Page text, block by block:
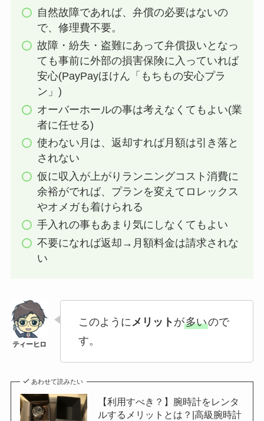
自然故障であれば、弁償の必要はないの
で、修理費不要。
故障・紛失・盗難にあって弁償扱いとなっ
ても事前に外部の損害保険に入っていれば
安心(PayPayほけん「もちもの安心プラ
ン」)
オーバーホールの事は考えなくてもよい(業
者に任せる)
使わない月は、返却すれば月額は引き落と
されない
仮に収入が上がりランニングコスト消費に
余裕がでれば、プランを変えてロレックス
やオメガも着けられる
手入れの事もあまり気にしなくてもよい
不要になれば返却→月額料金は請求されな
い
このように メリット が多いので
す。
あわせて読みたい
【利用すべき？】腕時計をレンタ
ルするメリットとは？|高級腕時計